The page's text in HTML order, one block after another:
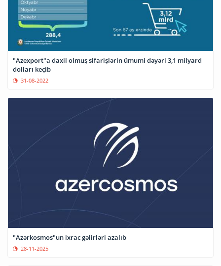
"Azexport"a daxil olmuş sifarişlərin ümumi dəyəri 3,1 milyard
dolları keçib
31-08-2022
"Azərkosmos"un ixrac gəlirləri azalıb
28-11-2025